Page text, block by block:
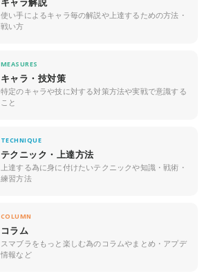
使い手によるキャラ毎の解説や上達するための方法・
戦い方
MEASURES
キャラ・技対策
特定のキャラや技に対する対策方法や実戦で意識する
こと
TECHNIQUE
テクニック・上達方法
上達する為に身に付けたいテクニックや知識・戦術・
練習方法
COLUMN
コラム
スマブラをもっと楽しむ為のコラムやまとめ・アプデ
情報など